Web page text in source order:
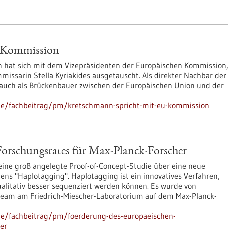
sich mit dem Vizepräsidenten der Europäischen Kommission,
Stella Kyriakides ausgetauscht. Als direkter Nachbar der
als Brückenbauer zwischen der Europäischen Union und der
fachbeitrag/pm/kretschmann-spricht-mit-eu-kommission
für Max-Planck-Forscher
groß angelegte Proof-of-Concept-Studie über eine neue
"Haplotagging". Haplotagging ist ein innovatives Verfahren,
besser sequenziert werden können. Es wurde von
am Friedrich-Miescher-Laboratorium auf dem Max-Planck-
fachbeitrag/pm/foerderung-des-europaeischen-